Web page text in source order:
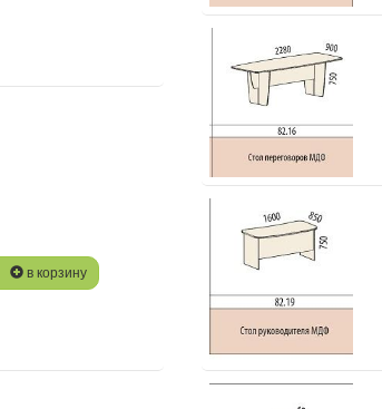
в корзину